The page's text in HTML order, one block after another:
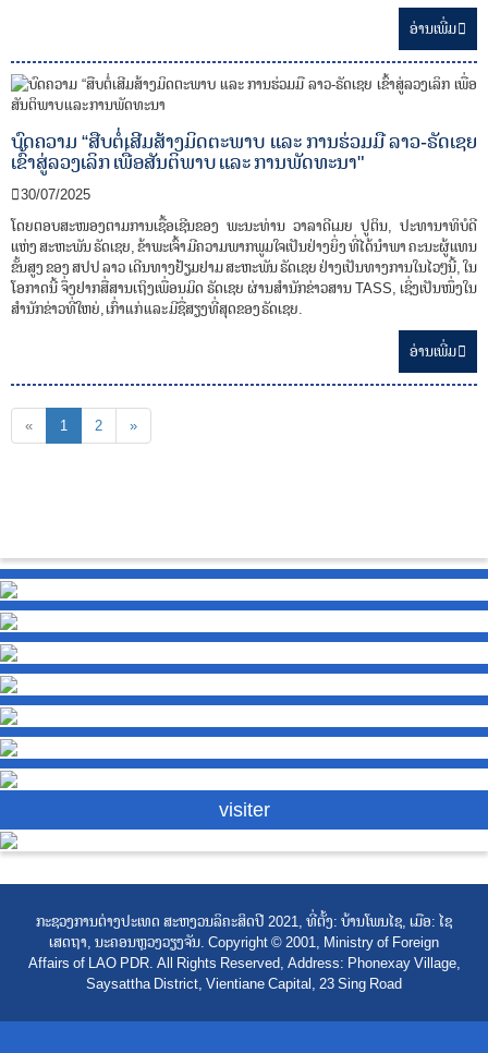
ອ່ານ​ເພີ່ມ
ບົດຄວາມ “ສືບຕໍ່ເສີມສ້າງມິດຕະພາບ ແລະ ການຮ່ວມມື ລາວ-ຣັດເຊຍ
ເຂົ້າສູ່ລວງເລິກ ເພື່ອສັນຕິພາບ ແລະ ການພັດທະນາ"
30/07/2025
ໂດຍຕອບສະໜອງຕາມການເຊື້ອເຊີນຂອງ ພະນະທ່ານ ວາລາດີເມຍ ປູຕິນ, ປະທານາທິບໍດີ
ແຫ່ງ ສະຫະພັນ ຣັດເຊຍ, ຂ້າພະເຈົ້າ ມີຄວາມພາກພູມໃຈເປັນຢ່າງຍິ່ງ ທີ່ໄດ້ນຳພາ ຄະນະຜູ້ແທນ
ຂັ້ນສູງ ຂອງ ສປປ ລາວ ເດີນທາງຢ້ຽມຢາມ ສະຫະພັນ​ ຣັດເຊຍ ຢ່າງເປັນທາງການໃນໄວໆນີ້, ໃນ
ໂອກາດນີ້ ຈຶ່ງຢາກສື່ສານເຖິງເພື່ອນມິດ ຣັດເຊຍ ຜ່ານສຳນັກຂ່າວສານ TASS, ເຊິ່ງເປັນໜຶ່ງໃນ
ສຳນັກຂ່າວທີ່ໃຫຍ່, ເກົ່າແກ່ ແລະ ມີຊື່ສຽງທີ່ສຸດຂອງ ຣັດເຊຍ.
ອ່ານ​ເພີ່ມ
« 1 2 »
visiter
ກະຊວງການຕ່າງປະເທດ ສະຫງວນລິຄະສິດປີ 2021, ທີ່ຕັ້ງ: ບ້ານໂພນໄຊ, ເມືອ: ໄຊ
ເສດຖາ, ນະຄອນຫຼວງວຽງຈັນ. Copyright © 2001, Ministry of Foreign
Affairs of LAO PDR. All Rights Reserved, Address: Phonexay Village,
Saysattha District, Vientiane Capital, 23 Sing Road